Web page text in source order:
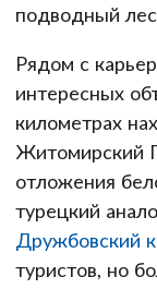
подводный
Рядом с
интересных
километрах
Житомирский
отложения
турецкий
Дружбовский
туристов, но